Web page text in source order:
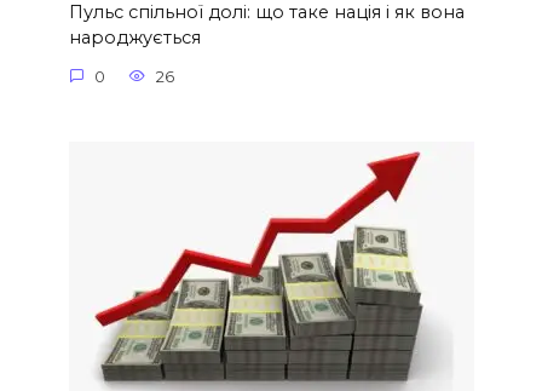
Пульс спільної долі: що таке нація і як вона
народжується
0 26